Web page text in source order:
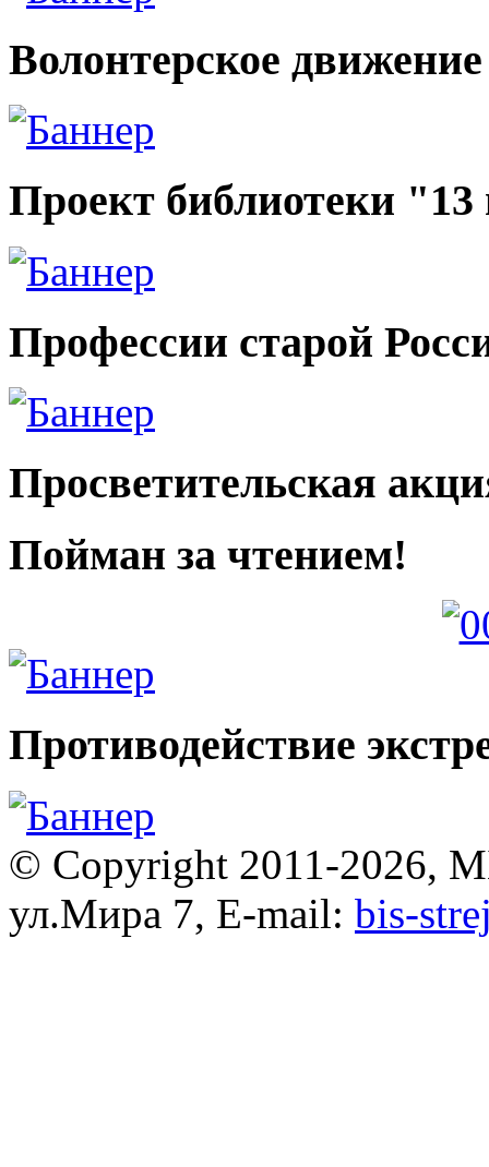
Волонтерское движение
Проект библиотеки
Профессии старой
Просветительская
Пойман за чтением!
Противодействие
© Copyright 2011-2026,
ул.Мира 7, E-mail: bis-